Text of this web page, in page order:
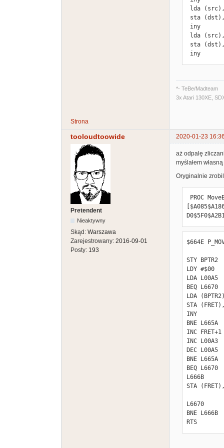
    bne     L3
    ; }
done    ldx
@sp    equ
@move
ptr3    =
src    =
dst    =
    cpw ptr2 ptr1
    scs
    jmp @moveu
; Copy
    lda     ptr1+1
    add     ptr3+1
    sta     ptr1+1
    lda     ptr2+1
    add     ptr3+1
    sta     ptr2+1
; handle
    ldy     ptr3        ; count, low byte
    bne     @entry        ; something to copy?
    beq     PageSizeCopy    ; here like bra...
@copyByte:
    sta     (ptr2),y
@entry:
    dey
iny
*- TeBe/Madteam
3x Atari 130XE,
Strona
tooloudtoowide 2020-01-23
Pretendent
Nieaktywny
Skąd: Warszawa
Zarejestrowany: 2016-09-01
Posty: 193
aż odpalę
myślałem
Oryginalnie
$664E
STX
STY BPTR2
LDY #$00
LDA L00A5
BEQ L6670
LDA
STA
INY
BNE L665A
INC FRET+1
INC L00A3
DEC L00A5
BNE L665A
BEQ L6670
L666B
STA
L6670
BNE L666B
RTS